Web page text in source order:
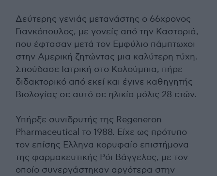
Δεύτερης γενιάς μετανάστης ο 66χρονος
Γιανκόπουλος, με γονείς από την Καστοριά,
που έφτασαν μετά τον Εμφύλιο πάμπτωχοι
στην Αμερική ζητώντας μια καλύτερη τύχη.
Σπούδασε Ιατρική στο Κολούμπια, πήρε
διδακτορικό από εκεί και έγινε καθηγητής
Βιολογίας σε αυτό σε ηλικία μόλις 28 ετών.
Υπήρξε συνιδρυτής της Regeneron
Pharmaceutical το 1988. Είχε ως πρότυπο
τον επίσης Ελληνα κορυφαίο επιστήμονα
της φαρμακευτικής Ρόι Βάγγελος, με τον
οποίο συνεργάστηκαν αργότερα στην